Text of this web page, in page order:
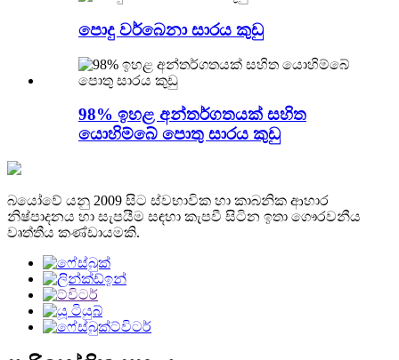
පොදු වර්බෙනා සාරය කුඩු
98% ඉහළ අන්තර්ගතයක් සහිත
යොහිම්බේ පොතු සාරය කුඩු
බයෝවේ යනු 2009 සිට ස්වභාවික හා කාබනික ආහාර
නිෂ්පාදනය හා සැපයීම සඳහා කැපවී සිටින ඉතා ගෞරවනීය
වෘත්තීය කණ්ඩායමකි.